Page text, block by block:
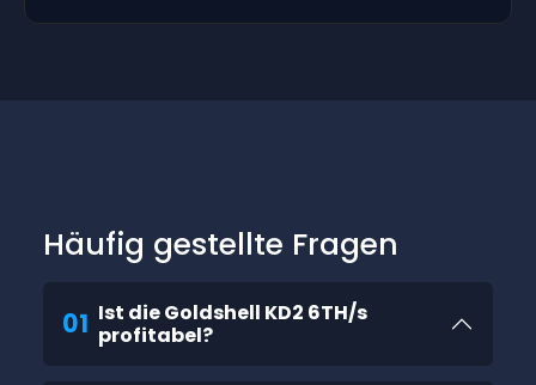
Häufig gestellte Fragen
01 Ist die Goldshell KD2 6TH/s
profitabel?